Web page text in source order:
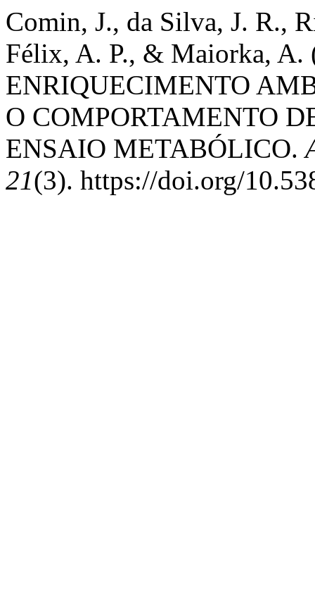
Comin, J., da Silva, J. R.,
Félix, A. P., & Maiorka, A.
ENRIQUECIMENTO
O COMPORTAMENTO
ENSAIO METABÓLICO.
21(3). https://doi.org/